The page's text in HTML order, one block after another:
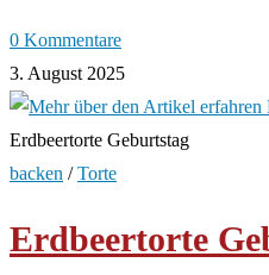
0 Kommentare
3. August 2025
Erdbeertorte Geburtstag
backen /Torte
Erdbeertorte